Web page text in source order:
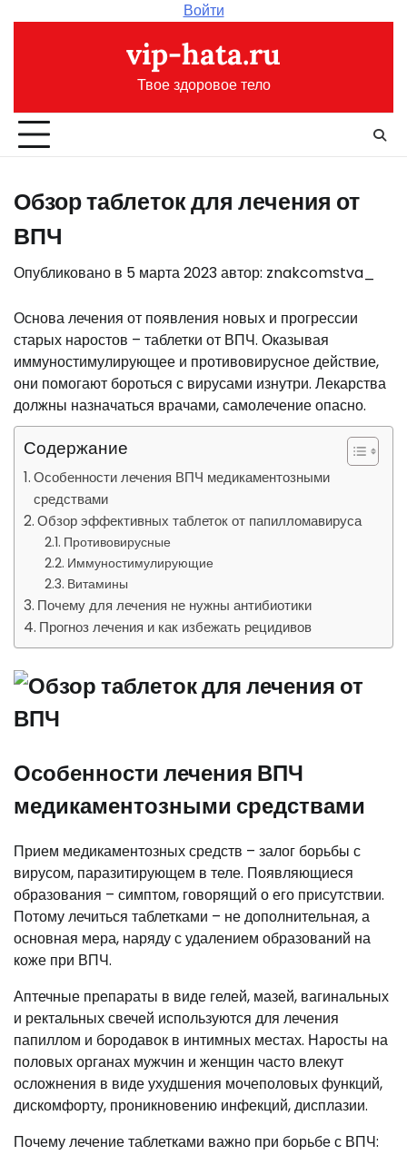
Войти
vip-hata.ru
Твое здоровое тело
Обзор таблеток для лечения от
ВПЧ
Опубликовано в 5 марта 2023автор: znakcomstva_
Основа лечения от появления новых и прогрессии
старых наростов – таблетки от ВПЧ. Оказывая
иммуностимулирующее и противовирусное действие,
они помогают бороться с вирусами изнутри. Лекарства
должны назначаться врачами, самолечение опасно.
Содержание
Особенности лечения ВПЧ медикаментозными
средствами
Обзор эффективных таблеток от папилломавируса
Противовирусные
Иммуностимулирующие
Витамины
Почему для лечения не нужны антибиотики
Прогноз лечения и как избежать рецидивов
Особенности лечения ВПЧ
медикаментозными средствами
Прием медикаментозных средств – залог борьбы с
вирусом, паразитирующем в теле. Появляющиеся
образования – симптом, говорящий о его присутствии.
Потому лечиться таблетками – не дополнительная, а
основная мера, наряду с удалением образований на
коже при ВПЧ.
Аптечные препараты в виде гелей, мазей, вагинальных
и ректальных свечей используются для лечения
папиллом и бородавок в интимных местах. Наросты на
половых органах мужчин и женщин часто влекут
осложнения в виде ухудшения мочеполовых функций,
дискомфорту, проникновению инфекций, дисплазии.
Почему лечение таблетками важно при борьбе с ВПЧ: